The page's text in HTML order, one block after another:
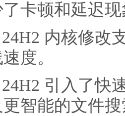
卡顿和延迟
内核修改
度。
引入了快
智能的文件